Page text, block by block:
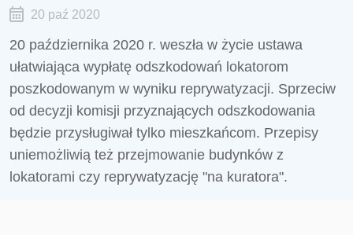
20 paź 2020
20 października 2020 r. weszła w życie ustawa
ułatwiająca wypłatę odszkodowań lokatorom
poszkodowanym w wyniku reprywatyzacji. Sprzeciw
od decyzji komisji przyznających odszkodowania
będzie przysługiwał tylko mieszkańcom. Przepisy
uniemożliwią też przejmowanie budynków z
lokatorami czy reprywatyzację "na kuratora".